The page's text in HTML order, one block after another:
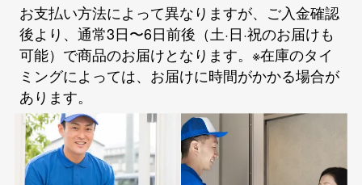
お支払い方法によって異なりますが、ご入金確認
後より、通常3日〜6日前後（土·日·祝のお届けも
可能）で商品のお届けとなります。※在庫のタイ
ミングによっては、お届けに時間がかかる場合が
あります。